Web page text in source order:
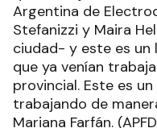
Argentina de
Stefanizzi y Maira
ciudad- y este es un
que ya venían
provincial. Este es
trabajando de
Mariana Farfán.